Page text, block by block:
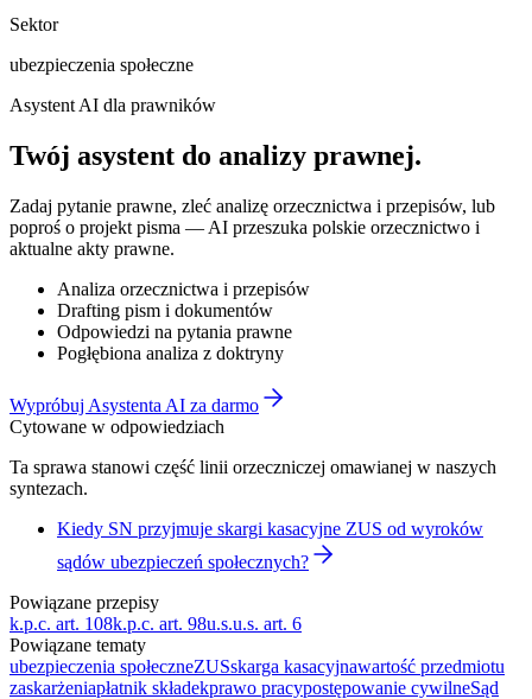
Sektor
ubezpieczenia społeczne
Asystent AI dla prawników
Twój asystent do analizy prawnej.
Zadaj pytanie prawne, zleć analizę orzecznictwa i przepisów, lub
poproś o projekt pisma — AI przeszuka polskie orzecznictwo i
aktualne akty prawne.
Analiza orzecznictwa i przepisów
Drafting pism i dokumentów
Odpowiedzi na pytania prawne
Pogłębiona analiza z doktryny
Wypróbuj Asystenta AI za darmo
Cytowane w odpowiedziach
Ta sprawa stanowi część linii orzeczniczej omawianej w naszych
syntezach.
Kiedy SN przyjmuje skargi kasacyjne ZUS od wyroków
sądów ubezpieczeń społecznych?
Powiązane przepisy
k.p.c. art. 108k.p.c. art. 98u.s.u.s. art. 6
Powiązane tematy
ubezpieczenia społeczneZUSskarga kasacyjnawartość przedmiotu
zaskarżeniapłatnik składekprawo pracypostępowanie cywilneSąd